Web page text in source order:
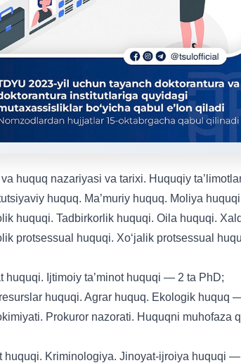
huquq nazariyasi va tarixi. Huquqiy
huquq. Ma’muriy huquq. Moliya
huquqi. Tadbirkorlik huquqi. Oila huquqi.
protsessual huquqi. Xo‘jalik protsessual
huquqi. Ijtimoiy ta’minot huquqi — 2 ta PhD;
huquqi. Agrar huquq. Ekologik huquq
Prokuror nazorati. Huquqni
huquqi. Kriminologiya. Jinoyat-ijroiya huquqi